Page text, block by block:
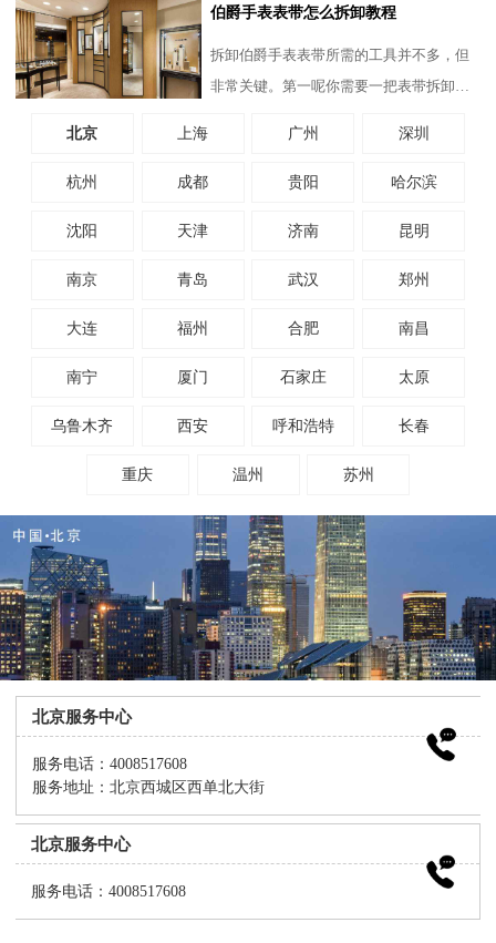
和日期的存在，更直接影
伯爵手表表带怎么拆卸教程
拆卸伯爵手表表带所需的工具并不多，但
非常关键。第一呢你需要一把表带拆卸
北京 上海 广州 深圳
杭州 成都 贵阳 哈尔滨
沈阳 天津 济南 昆明
南京 青岛 武汉 郑州
大连 福州 合肥 南昌
南宁 厦门 石家庄 太原
乌鲁木齐 西安 呼和浩特 长春
重庆 温州 苏州
北京服务中心
服务电话：4008517608
服务地址：北京西城区西单北大街
北京服务中心
服务电话：4008517608